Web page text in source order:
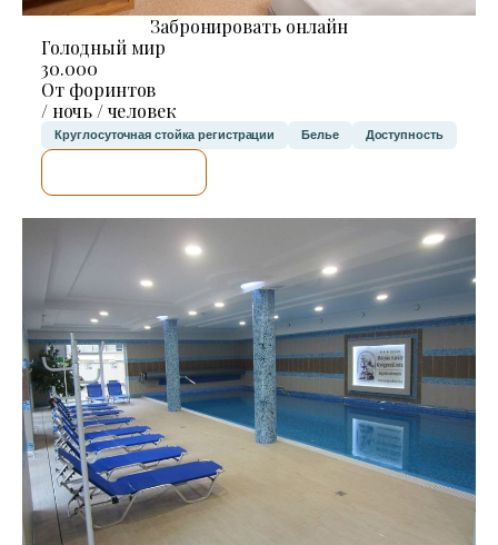
Забронировать онлайн
Голодный мир
30.000
От форинтов
/ ночь / человек
Круглосуточная стойка регистрации Белье Доступность